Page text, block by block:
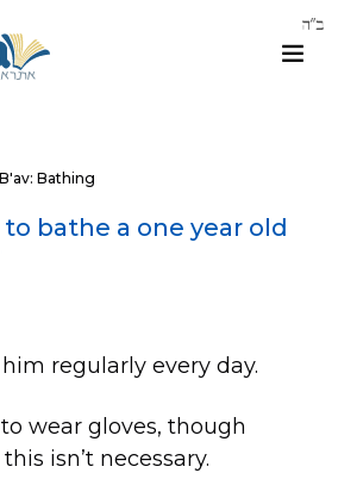
Bathing
bathe a one year old
regularly every day.
wear gloves, though
isn’t necessary.